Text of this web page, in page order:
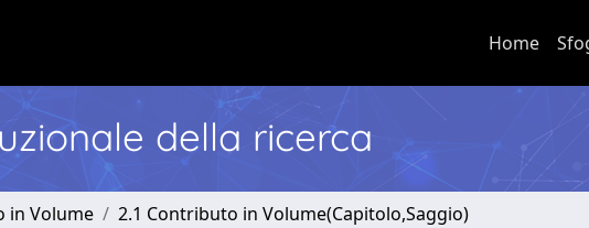
Home
della ricerca
in Volume 2.1 Contributo in Volume(Capitolo,Saggio)